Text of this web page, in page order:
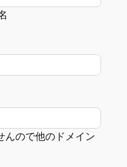
ので他のドメイン